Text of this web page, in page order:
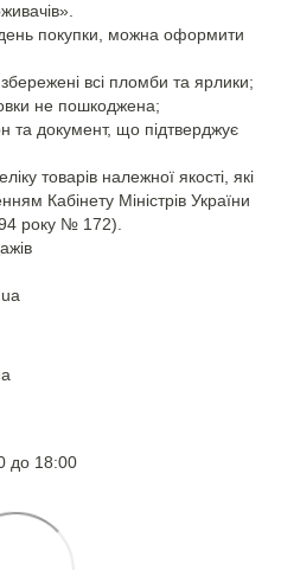
покупки, можна оформити
всі пломби та ярлики;
не пошкоджена;
та документ, що підтверджує
товарів належної якості, які
Кабінету Міністрів України
року № 172).
до 18:00